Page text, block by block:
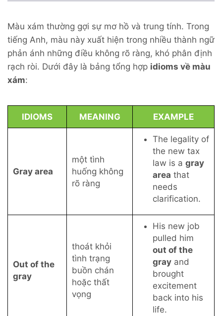
Màu xám thường gợi sự mơ hồ và trung tính. Trong
tiếng Anh, màu này xuất hiện trong nhiều thành ngữ
phản ánh những điều không rõ ràng, khó phân định
rạch ròi. Dưới đây là bảng tổng hợp idioms về màu
xám:
IDIOMS MEANING EXAMPLE
Gray area
một tình
huống không
rõ ràng
The legality of
the new tax
law is a gray
area that
needs
clarification.
Out of the
gray
thoát khỏi
tình trạng
buồn chán
hoặc thất
vọng
His new job
pulled him
out of the
gray and
brought
excitement
back into his
life.